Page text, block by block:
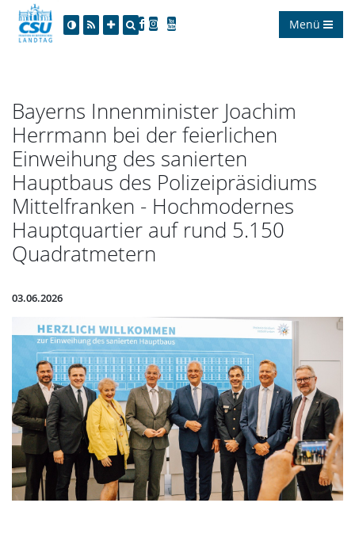
Menü
Bayerns Innenminister Joachim
Herrmann bei der feierlichen
Einweihung des sanierten
Hauptbaus des Polizeipräsidiums
Mittelfranken - Hochmodernes
Hauptquartier auf rund 5.150
Quadratmetern
03.06.2026